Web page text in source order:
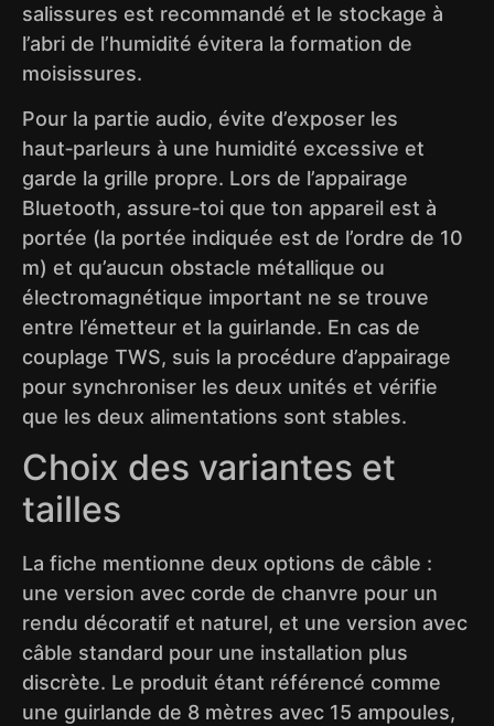
salissures est recommandé et le stockage à
l’abri de l’humidité évitera la formation de
moisissures.
Pour la partie audio, évite d’exposer les
haut‑parleurs à une humidité excessive et
garde la grille propre. Lors de l’appairage
Bluetooth, assure‑toi que ton appareil est à
portée (la portée indiquée est de l’ordre de 10
m) et qu’aucun obstacle métallique ou
électromagnétique important ne se trouve
entre l’émetteur et la guirlande. En cas de
couplage TWS, suis la procédure d’appairage
pour synchroniser les deux unités et vérifie
que les deux alimentations sont stables.
Choix des variantes et
tailles
La fiche mentionne deux options de câble :
une version avec corde de chanvre pour un
rendu décoratif et naturel, et une version avec
câble standard pour une installation plus
discrète. Le produit étant référencé comme
une guirlande de 8 mètres avec 15 ampoules,